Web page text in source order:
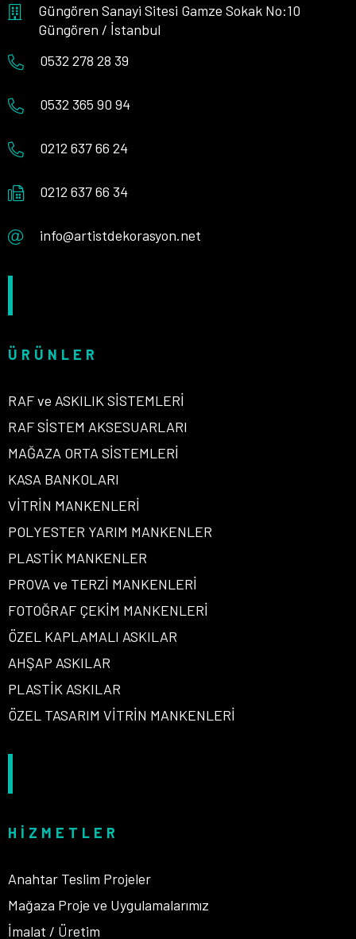
Güngören Sanayi Sitesi Gamze Sokak No:10
Güngören / İstanbul
0532 278 28 39
0532 365 90 94
0212 637 66 24
0212 637 66 34
info@artistdekorasyon.net
ÜRÜNLER
RAF ve ASKILIK SİSTEMLERİ
RAF SİSTEM AKSESUARLARI
MAĞAZA ORTA SİSTEMLERİ
KASA BANKOLARI
VİTRİN MANKENLERİ
POLYESTER YARIM MANKENLER
PLASTİK MANKENLER
PROVA ve TERZİ MANKENLERİ
FOTOĞRAF ÇEKİM MANKENLERİ
ÖZEL KAPLAMALI ASKILAR
AHŞAP ASKILAR
PLASTİK ASKILAR
ÖZEL TASARIM VİTRİN MANKENLERİ
HIZMETLER
Anahtar Teslim Projeler
Mağaza Proje ve Uygulamalarımız
İmalat / Üretim